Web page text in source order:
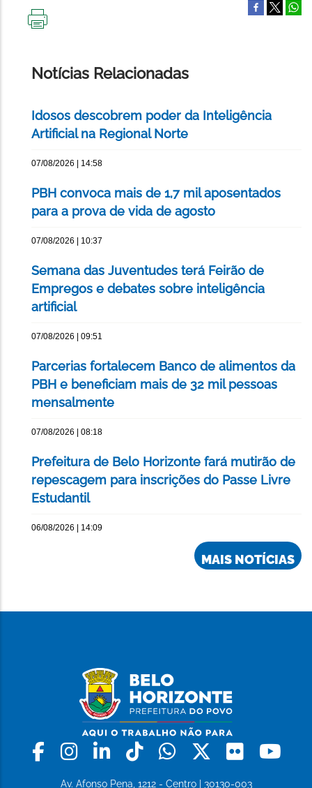
Notícias Relacionadas
Idosos descobrem poder da Inteligência
Artificial na Regional Norte
07/08/2026 | 14:58
PBH convoca mais de 1,7 mil aposentados
para a prova de vida de agosto
07/08/2026 | 10:37
Semana das Juventudes terá Feirão de
Empregos e debates sobre inteligência
artificial
07/08/2026 | 09:51
Parcerias fortalecem Banco de alimentos da
PBH e beneficiam mais de 32 mil pessoas
mensalmente
07/08/2026 | 08:18
Prefeitura de Belo Horizonte fará mutirão de
repescagem para inscrições do Passe Livre
Estudantil
06/08/2026 | 14:09
MAIS NOTÍCIAS
Facebook
Instagram
LinkedinTiktokWhatsapp
X Flickr
Av. Afonso Pena, 1212 - Centro | 30130-003